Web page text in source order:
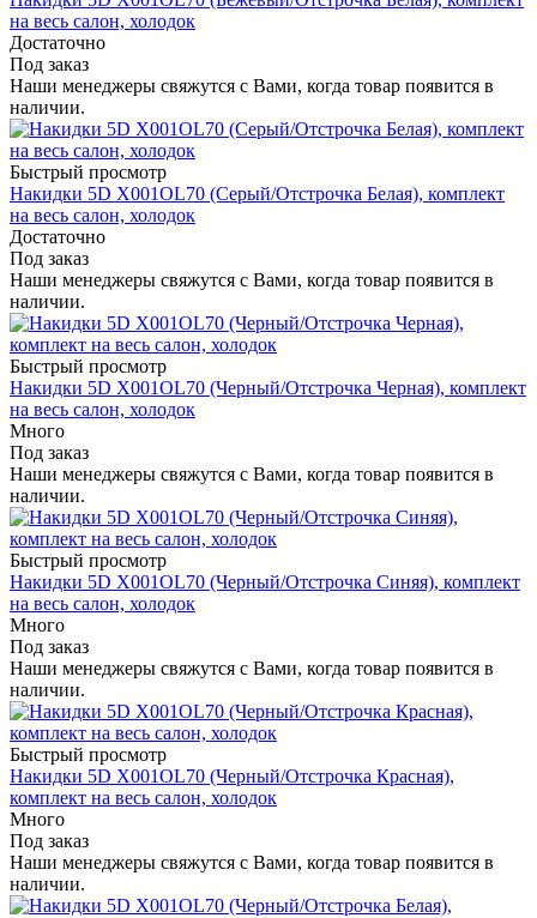
на весь салон, холодок
Достаточно
Под заказ
Наши менеджеры свяжутся с Вами, когда товар появится в
наличии.
Быстрый просмотр
Накидки 5D X001OL70 (Серый/Отстрочка Белая), комплект
на весь салон, холодок
Достаточно
Под заказ
Наши менеджеры свяжутся с Вами, когда товар появится в
наличии.
Быстрый просмотр
Накидки 5D X001OL70 (Черный/Отстрочка Черная), комплект
на весь салон, холодок
Много
Под заказ
Наши менеджеры свяжутся с Вами, когда товар появится в
наличии.
Быстрый просмотр
Накидки 5D X001OL70 (Черный/Отстрочка Синяя), комплект
на весь салон, холодок
Много
Под заказ
Наши менеджеры свяжутся с Вами, когда товар появится в
наличии.
Быстрый просмотр
Накидки 5D X001OL70 (Черный/Отстрочка Красная),
комплект на весь салон, холодок
Много
Под заказ
Наши менеджеры свяжутся с Вами, когда товар появится в
наличии.